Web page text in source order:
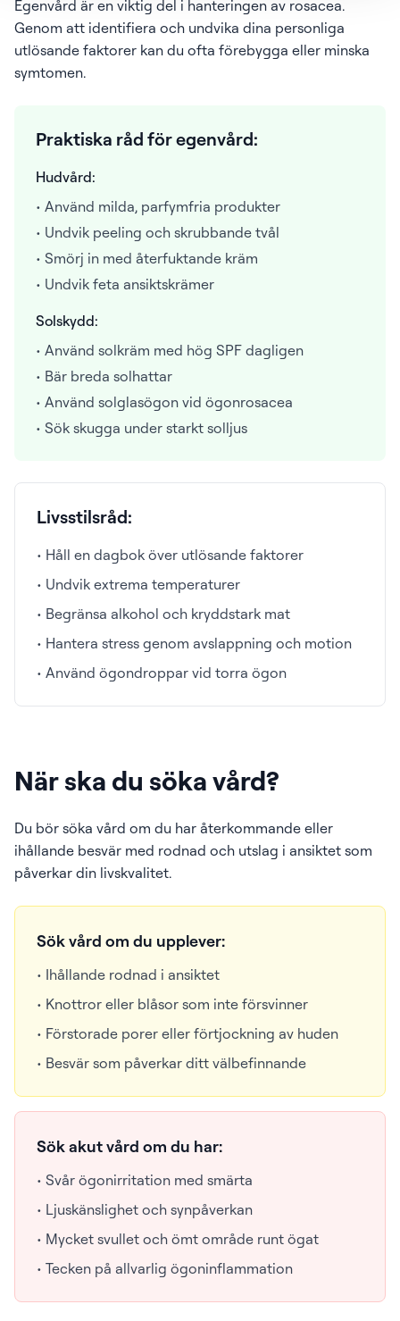
Egenvård är en viktig del i hanteringen av rosacea.
Genom att identifiera och undvika dina personliga
utlösande faktorer kan du ofta förebygga eller minska
symtomen.
Praktiska råd för egenvård:
Hudvård:
• Använd milda, parfymfria produkter
• Undvik peeling och skrubbande tvål
• Smörj in med återfuktande kräm
• Undvik feta ansiktskrämer
Solskydd:
• Använd solkräm med hög SPF dagligen
• Bär breda solhattar
• Använd solglasögon vid ögonrosacea
• Sök skugga under starkt solljus
Livsstilsråd:
• Håll en dagbok över utlösande faktorer
• Undvik extrema temperaturer
• Begränsa alkohol och kryddstark mat
• Hantera stress genom avslappning och motion
• Använd ögondroppar vid torra ögon
När ska du söka vård?
Du bör söka vård om du har återkommande eller
ihållande besvär med rodnad och utslag i ansiktet som
påverkar din livskvalitet.
Sök vård om du upplever:
• Ihållande rodnad i ansiktet
• Knottror eller blåsor som inte försvinner
• Förstorade porer eller förtjockning av huden
• Besvär som påverkar ditt välbefinnande
Sök akut vård om du har:
• Svår ögonirritation med smärta
• Ljuskänslighet och synpåverkan
• Mycket svullet och ömt område runt ögat
• Tecken på allvarlig ögoninflammation